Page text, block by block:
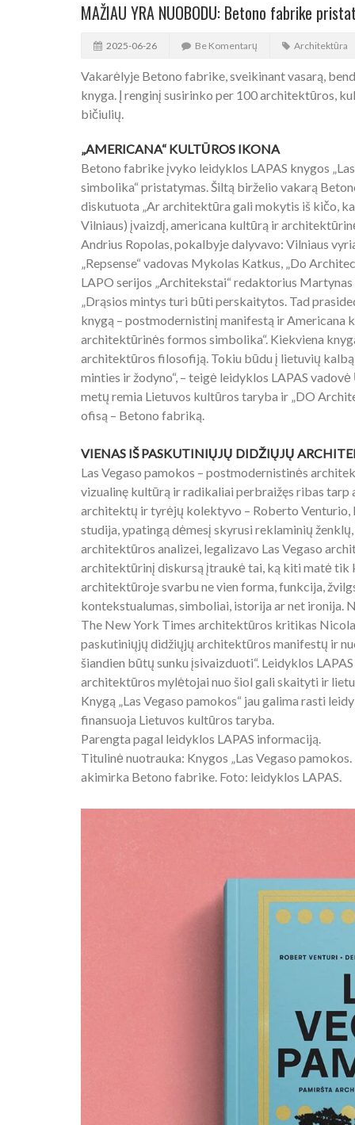
MAŽIAU YRA NUOBODU: Betono fabrike
2025-06-26 Be Komentarų Architektūra
Vakarėlyje Betono fabrike, sveikinant vasarą,
knyga. Į renginį susirinko per 100 architektūros,
bičiulių.
„AMERICANA“ KULTŪROS IKONA
Betono fabrike įvyko leidyklos LAPAS knygos
simbolika“ pristatymas. Šiltą birželio vakarą
diskutuota „Ar architektūra gali mokytis iš kičo,
Vilniaus) įvaizdį, americana kultūrą ir
Andrius Ropolas, pokalbyje dalyvavo: Vilniaus
„Repsense“ vadovas Mykolas Katkus, „Do
LAPO serijos „Architekstai“ redaktorius
„Drąsios mintys turi būti perskaitytos. Tad
knygą – postmodernistinį manifestą ir Americana
architektūrinės formos simbolika“. Kiekviena
architektūros filosofiją. Tokiu būdu į lietuvių
minties ir žodyno“, – teigė leidyklos LAPAS
metų remia Lietuvos kultūros taryba ir „DO
ofisą – Betono fabriką.
VIENAS IŠ PASKUTINIŲJŲ DIDŽIŲJŲ
Las Vegaso pamokos – postmodernistinės
vizualinę kultūrą ir radikaliai perbraižęs ribas
architektų ir tyrėjų kolektyvo – Roberto Venturio,
studija, ypatingą dėmesį skyrusi reklaminių
architektūros analizei, legalizavo Las Vegaso
architektūrinį diskursą įtraukė tai, ką kiti matė tik
architektūroje svarbu ne vien forma, funkcija,
kontekstualumas, simboliai, istorija ar net ironija.
The New York Times architektūros kritikas
paskutiniųjų didžiųjų architektūros manifestų ir
šiandien būtų sunku įsivaizduoti“. Leidyklos
architektūros mylėtojai nuo šiol gali skaityti ir
Knygą „Las Vegaso pamokos“ jau galima rasti
finansuoja Lietuvos kultūros taryba.
Parengta pagal leidyklos LAPAS informaciją.
Titulinė nuotrauka: Knygos „Las Vegaso
akimirka Betono fabrike. Foto: leidyklos LAPAS.